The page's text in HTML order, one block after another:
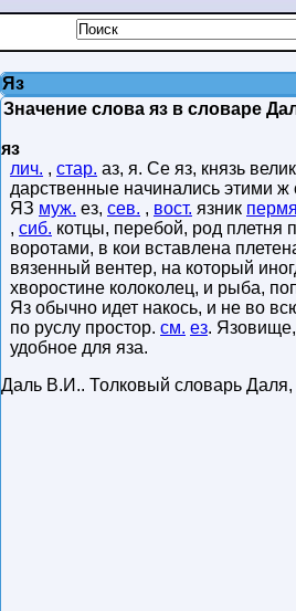
Яз
Значение слова яз в словаре
яз
лич. , стар. аз, я. Се яз, князь
дарственные начинались этими
ЯЗ муж. ез, сев. , вост. язник
, сиб. котцы, перебой, род плетня
воротами, в кои вставлена
вязенный вентер, на который
хворостине колоколец, и рыба,
Яз обычно идет накось, и не во
по руслу простор. см. ез.
удобное для яза.
Даль В.И.. Толковый словарь Даля,